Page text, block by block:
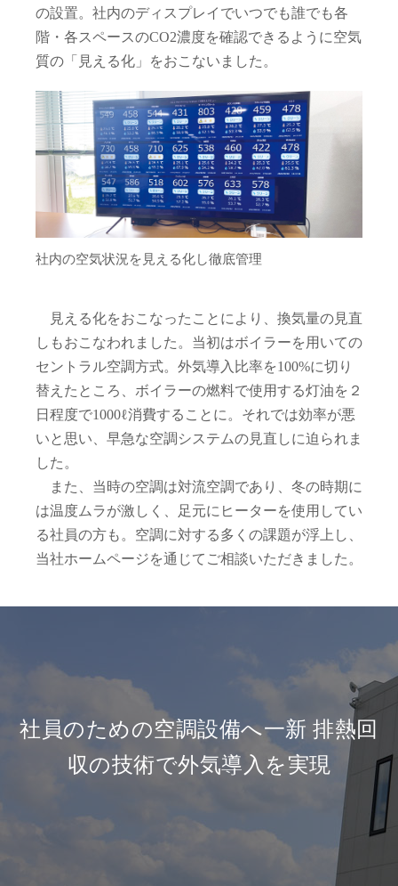
の設置。社内のディスプレイでいつでも誰でも各
階・各スペースのCO2濃度を確認できるように空気
質の「見える化」をおこないました。
社内の空気状況を見える化し徹底管理
見える化をおこなったことにより、換気量の見直
しもおこなわれました。当初はボイラーを用いての
セントラル空調方式。外気導入比率を100%に切り
替えたところ、ボイラーの燃料で使用する灯油を２
日程度で1000ℓ消費することに。それでは効率が悪
いと思い、早急な空調システムの見直しに迫られま
した。
また、当時の空調は対流空調であり、冬の時期に
は温度ムラが激しく、足元にヒーターを使用してい
る社員の方も。空調に対する多くの課題が浮上し、
当社ホームページを通じてご相談いただきました。
社員のための空調設備へ一新 排熱回
収の技術で外気導入を実現